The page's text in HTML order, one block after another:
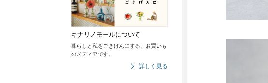
キナリノモールについて
暮らしと私をごきげんにする、お買いも
のメディアです。
詳しく見る